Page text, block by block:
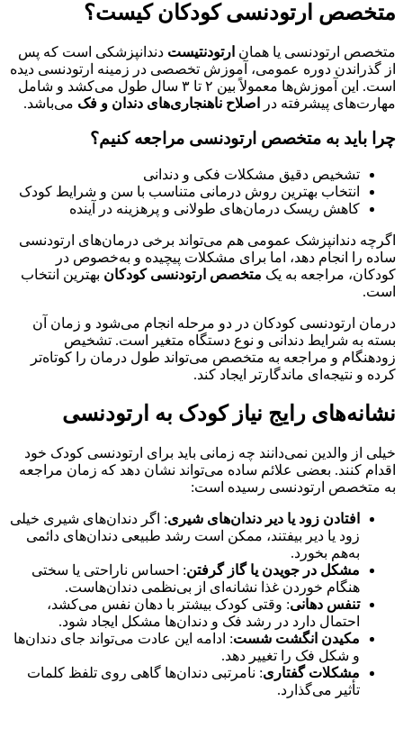
متخصص ارتودنسی کودکان کیست؟
متخصص ارتودنسی یا همان ارتودنتیست دندانپزشکی است که پس
از گذراندن دوره عمومی، آموزش تخصصی در زمینه ارتودنسی دیده
است. این آموزش‌ها معمولاً بین ۲ تا ۳ سال طول می‌کشد و شامل
مهارت‌های پیشرفته در
اصلاح ناهنجاری‌های دندان و فک می‌باشد.
چرا باید به متخصص ارتودنسی مراجعه کنیم؟
تشخیص دقیق مشکلات فکی و دندانی
انتخاب بهترین روش درمانی متناسب با سن و شرایط کودک
کاهش ریسک درمان‌های طولانی و پرهزینه در آینده
اگرچه دندانپزشک عمومی هم می‌تواند برخی درمان‌های ارتودنسی
ساده را انجام دهد، اما برای مشکلات پیچیده و به‌خصوص در
کودکان، مراجعه به یک متخصص ارتودنسی کودکان بهترین انتخاب
است.
درمان ارتودنسی کودکان در دو مرحله انجام می‌شود و زمان آن
بسته به شرایط دندانی و نوع دستگاه متغیر است. تشخیص
زودهنگام و مراجعه به متخصص می‌تواند طول درمان را کوتاه‌تر
کرده و نتیجه‌ای ماندگارتر ایجاد کند.
نشانه‌های رایج نیاز کودک به ارتودنسی
خیلی از والدین نمی‌دانند چه زمانی باید برای ارتودنسی کودک خود
اقدام کنند. بعضی علائم ساده می‌تواند نشان دهد که زمان مراجعه
به متخصص ارتودنسی رسیده است:
افتادن زود یا دیر دندان‌های شیری: اگر دندان‌های شیری خیلی
زود یا دیر بیفتند، ممکن است رشد طبیعی دندان‌های دائمی
به‌هم بخورد.
مشکل در جویدن یا گاز گرفتن: احساس ناراحتی یا سختی
هنگام خوردن غذا نشانه‌ای از بی‌نظمی دندان‌هاست.
تنفس دهانی: وقتی کودک بیشتر با دهان نفس می‌کشد،
احتمال دارد در رشد فک و دندان‌ها مشکل ایجاد شود.
مکیدن انگشت شست: ادامه این عادت می‌تواند جای دندان‌ها
و شکل فک را تغییر دهد.
مشکلات گفتاری: نامرتبی دندان‌ها گاهی روی تلفظ کلمات
تأثیر می‌گذارد.